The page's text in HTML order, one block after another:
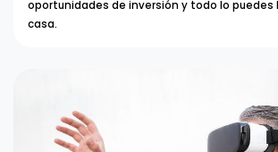
oportunidades de inversión y todo lo puedes
casa.